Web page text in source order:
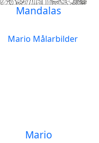
Mandalas
Mario